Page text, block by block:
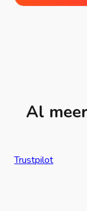
Al
Trustpilot